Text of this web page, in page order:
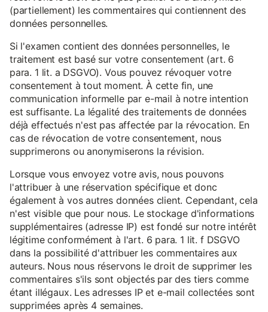
(partiellement) les commentaires qui contiennent des
données personnelles.
Si l'examen contient des données personnelles, le
traitement est basé sur votre consentement (art. 6
para. 1 lit. a DSGVO). Vous pouvez révoquer votre
consentement à tout moment. À cette fin, une
communication informelle par e-mail à notre intention
est suffisante. La légalité des traitements de données
déjà effectués n'est pas affectée par la révocation. En
cas de révocation de votre consentement, nous
supprimerons ou anonymiserons la révision.
Lorsque vous envoyez votre avis, nous pouvons
l'attribuer à une réservation spécifique et donc
également à vos autres données client. Cependant, cela
n'est visible que pour nous. Le stockage d'informations
supplémentaires (adresse IP) est fondé sur notre intérêt
légitime conformément à l'art. 6 para. 1 lit. f DSGVO
dans la possibilité d'attribuer les commentaires aux
auteurs. Nous nous réservons le droit de supprimer les
commentaires s'ils sont objectés par des tiers comme
étant illégaux. Les adresses IP et e-mail collectées sont
supprimées après 4 semaines.